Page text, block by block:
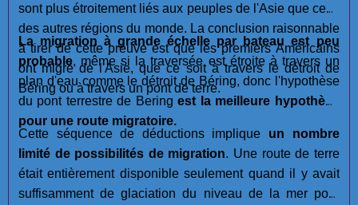
sont plus étroitement liés aux peuples de l'Asie que ceux
des autres régions du monde. La conclusion raisonnable
à tirer de cette preuve est que les premiers Américains
ont migré de l'Asie, que ce soit à travers le détroit de
Béring ou à travers un pont de terre.
La migration à grande échelle par bateau est peu
probable, même si la traversée est étroite à travers un
plan d'eau comme le détroit de Béring, donc l'hypothèse
du pont terrestre de Bering est la meilleure hypothèse
pour une route migratoire.
Cette séquence de déductions implique un nombre
limité de possibilités de migration. Une route de terre
était entièrement disponible seulement quand il y avait
suffisamment de glaciation du niveau de la mer pour